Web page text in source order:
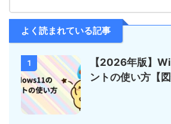
よく読まれている記事
1
【2026年版】
ントの使い方【図